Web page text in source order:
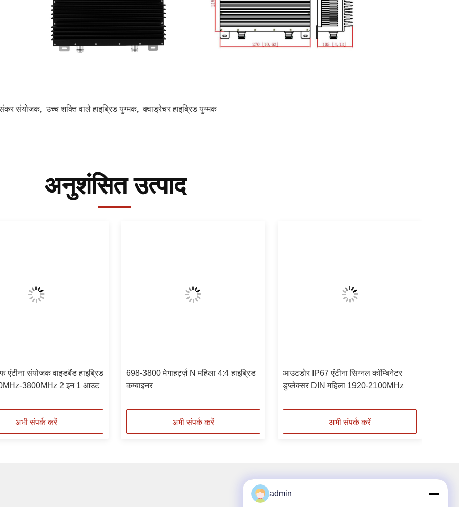
संयोजक,उच्च शक्ति वाले हाइब्रिड युग्मक,क्वाड्रेचर हाइब्रिड युग्मक
अनुशंसित उत्पाद
एंटीना संयोजक वाइडबैंड हाइब्रिड
3800MHz 2 इन 1 आउट
अभी संपर्क करें
698-3800 मेगाहर्ट्ज़ N महिला 4:4 हाइब्रिड
कम्बाइनर
अभी संपर्क करें
आउटडोर IP67 एंटीना सिग्नल कॉम्बिनेटर
डुप्लेक्सर DIN महिला 1920-2100MHz
अभी संपर्क करें
admin